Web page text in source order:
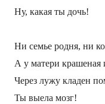
Ну, какая ты дочь!
Ни семье родня, ни
А у матери крашеная
Через лужу кладен
Ты выела мозг!